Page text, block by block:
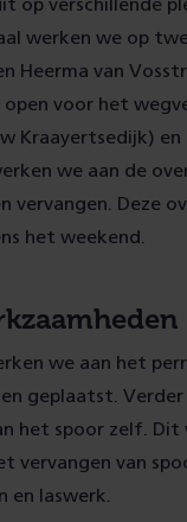
op verschillende
werken we op
Heerma van
voor het
Kraayertsedijk) en
we aan de
vervangen. Deze
het weekend.
we aan het
geplaatst.
het spoor zelf.
vervangen van
en laswerk.